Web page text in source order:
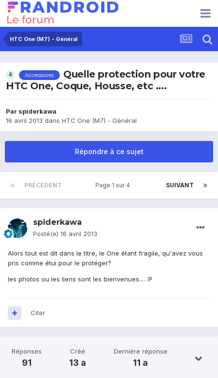
HTC One (M7) - Général
Accessoires
Quelle protection pour votre
HTC One, Coque, Housse, etc ....
Par spiderkawa
16 avril 2013 dans HTC One (M7) - Général
Répondre à ce sujet
PRÉCÉDENT SUIVANT
Page 1 sur 4
spiderkawa
Posté(e) 16 avril 2013
Alors tout est dit dans le titre, le One étant fragile, qu'avez vous
pris comme étui pour le protéger?
les photos ou les liens sont les bienvenues.... :P
Citer
Réponses
91
Créé
13 a
Dernière réponse
11 a